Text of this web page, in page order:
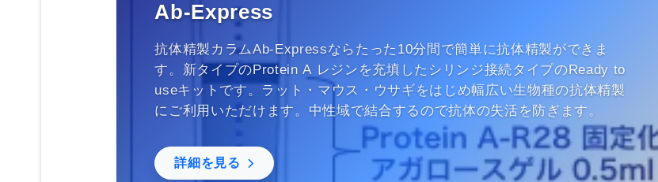
Ab-Express
抗体精製カラムAb-Expressならたった10分間で簡単に抗体精製ができま
す。新タイプのProtein A レジンを充填したシリンジ接続タイプのReady to
useキットです。ラット・マウス・ウサギをはじめ幅広い生物種の抗体精製
にご利用いただけます。中性域で結合するので抗体の失活を防ぎます。
詳細を見る